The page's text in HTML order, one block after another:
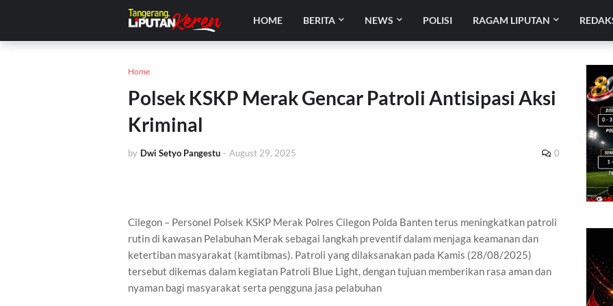
HOME BERITA NEWS POLISI RAGAM LIPUTAN
Home
Polsek KSKP Merak Gencar Patroli Antisipasi Aksi
Kriminal
by Dwi Setyo Pangestu - August 29, 2025 0
Cilegon – Personel Polsek KSKP Merak Polres Cilegon Polda Banten terus meningkatkan patroli
rutin di kawasan Pelabuhan Merak sebagai langkah preventif dalam menjaga keamanan dan
ketertiban masyarakat (kamtibmas). Patroli yang dilaksanakan pada Kamis (28/08/2025)
tersebut dikemas dalam kegiatan Patroli Blue Light, dengan tujuan memberikan rasa aman dan
nyaman bagi masyarakat serta pengguna jasa pelabuhan